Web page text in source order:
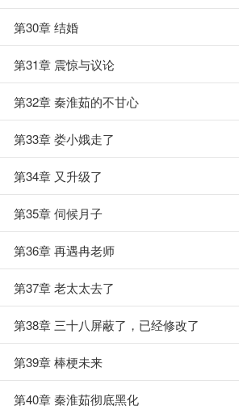
第30章 结婚
第31章 震惊与议论
第32章 秦淮茹的不甘心
第33章 娄小娥走了
第34章 又升级了
第35章 伺候月子
第36章 再遇冉老师
第37章 老太太去了
第38章 三十八屏蔽了，已经修改了
第39章 棒梗未来
第40章 秦淮茹彻底黑化